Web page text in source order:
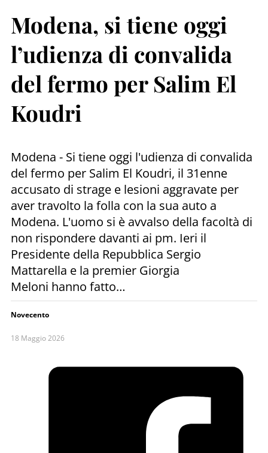
Modena, si tiene oggi
l’udienza di convalida
del fermo per Salim El
Koudri
Modena - Si tiene oggi l'udienza di convalida
del fermo per Salim El Koudri, il 31enne
accusato di strage e lesioni aggravate per
aver travolto la folla con la sua auto a
Modena. L'uomo si è avvalso della facoltà di
non rispondere davanti ai pm. Ieri il
Presidente della Repubblica Sergio
Mattarella e la premier Giorgia
Meloni hanno fatto…
Novecento
18 Maggio 2026